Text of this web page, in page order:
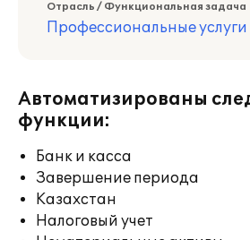
Отрасль / Функциональная задача
Профессиональные услуги
Автоматизированы
функции:
Банк и касса
Завершение периода
Казахстан
Налоговый учет